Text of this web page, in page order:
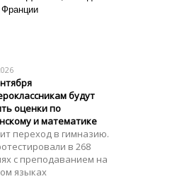
будут
оценки по
и математике
переход в гимназию.
в 268
с преподаванием на
языках